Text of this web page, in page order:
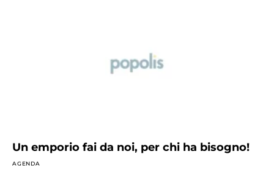
Un emporio fai da noi, per chi ha bisogno!
AGENDA